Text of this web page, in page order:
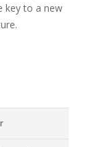
key to a new